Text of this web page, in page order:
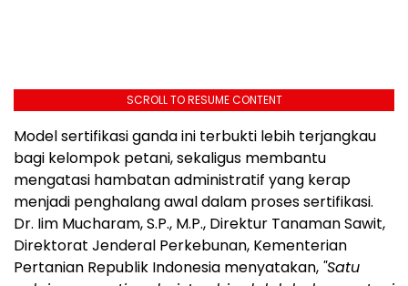
SCROLL TO RESUME CONTENT
Model sertifikasi ganda ini terbukti lebih terjangkau
bagi kelompok petani, sekaligus membantu
mengatasi hambatan administratif yang kerap
menjadi penghalang awal dalam proses sertifikasi.
Dr. Iim Mucharam, S.P., M.P., Direktur Tanaman Sawit,
Direktorat Jenderal Perkebunan, Kementerian
Pertanian Republik Indonesia menyatakan, "Satu